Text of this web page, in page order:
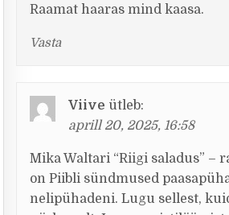
Raamat haaras mind kaasa.
Vasta
Viive ütleb:
aprill 20, 2025, 16:58
Mika Waltari “Riigi saladus” –
on Piibli sündmused
nelipühadeni. Lugu sellest,